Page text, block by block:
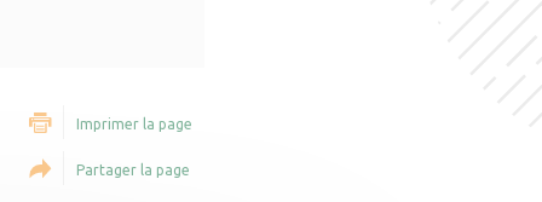
Imprimer la page
Partager la page